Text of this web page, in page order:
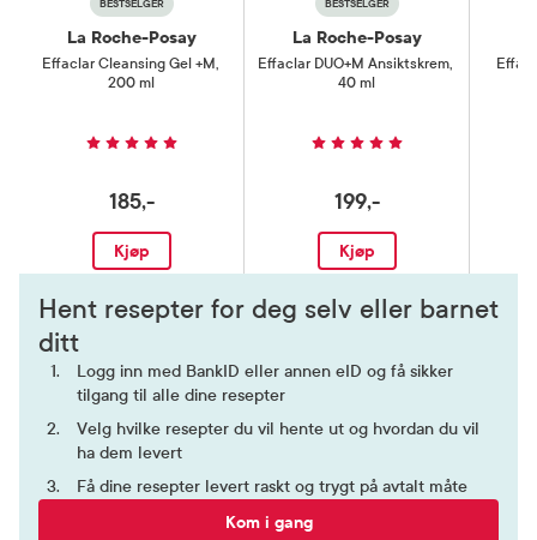
BESTSELGER
La Roche-Posay
Effaclar Cleansing Gel +M,
200 ml
185,-
Kjøp
BESTSELGER
La Roche-Posay
Effaclar DUO+M Ansiktskrem,
40 ml
199,-
Kjøp
Hent resepter for deg selv eller barnet
ditt
Logg inn med BankID eller annen eID og få sikker
tilgang til alle dine resepter
Velg hvilke resepter du vil hente ut og hvordan du vil
ha dem levert
Få dine resepter levert raskt og trygt på avtalt måte
Kom i gang